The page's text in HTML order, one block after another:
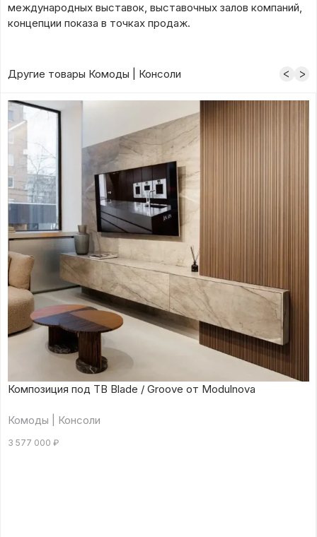
международных выставок, выставочных залов компаний,
концепции показа в точках продаж.
Другие товары Комоды | Консоли
Композиция под ТВ Blade / Groove от Modulnova
Комоды | Консоли
3 577 000 ₽